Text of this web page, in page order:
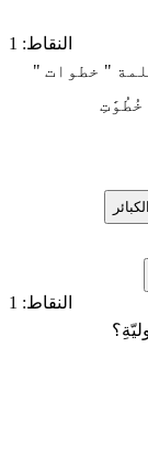
النقاط: 1
" خطوات "
النقاط: 1